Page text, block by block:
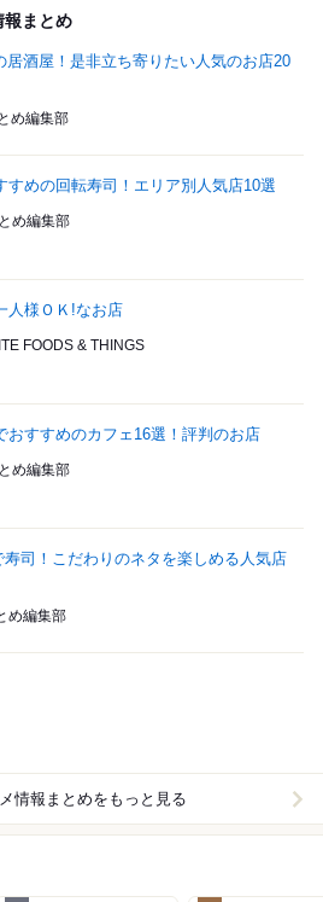
報まとめ
居酒屋！是非立ち寄りたい人気のお店20
め編集部
すめの回転寿司！エリア別人気店10選
め編集部
人様ＯＫ!なお店
FOODS & THINGS
おすすめのカフェ16選！評判のお店
め編集部
司！こだわりのネタを楽しめる人気店
め編集部
情報まとめをもっと見る